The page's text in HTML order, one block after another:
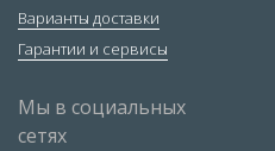
Варианты доставки
Гарантии и сервисы
Мы в социальных
сетях